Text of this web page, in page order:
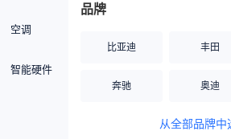
空调
智能硬件
品牌
比亚迪 丰田
奔驰 奥迪
从全部品牌中